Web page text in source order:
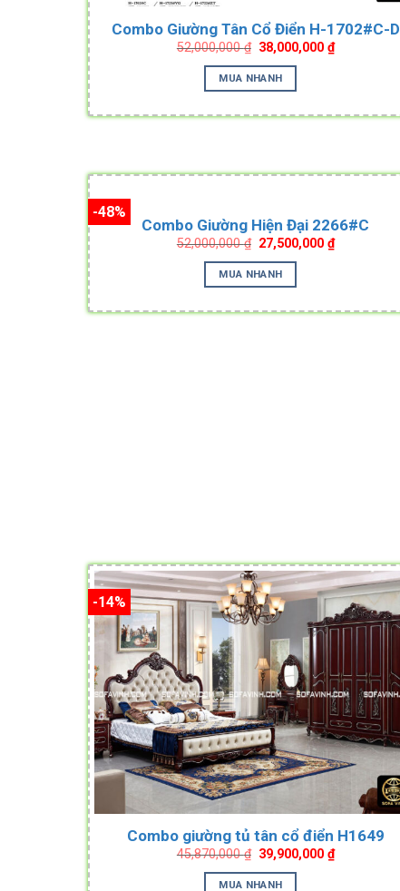
Combo Giường Tân Cổ Điển H-1702#C-D
52,000,000₫ Original
price
was:
52,000,000 ₫.
38,000,000₫Current
price
MUA NHANH
-48%
Combo Giường Hiện Đại 2266#C
52,000,000₫ Original
price
was:
52,000,000 ₫.
27,500,000₫Current
price
MUA NHANH
-14%
Combo giường tủ tân cổ điển H1649
45,870,000₫ Original
price
was:
39,900,000₫Current
price
MUA NHANH